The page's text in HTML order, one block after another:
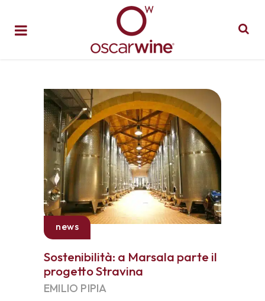
news
Sostenibilità: a Marsala parte il
progetto Stravina
EMILIO PIPIA